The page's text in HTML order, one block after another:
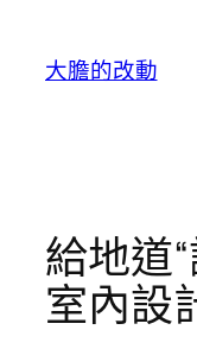
大膽的改動
給地道
室內設